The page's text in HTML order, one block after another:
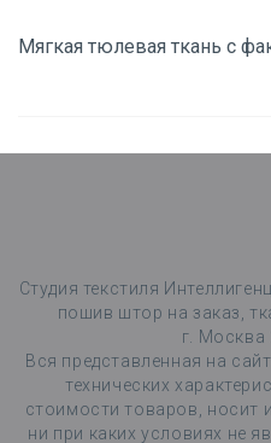
Мягкая тюлевая ткань с
Студия текстиля
пошив штор на заказ,
г. Москва
Вся представленная на
технических
стоимости товаров, носит
ни при каких условиях не